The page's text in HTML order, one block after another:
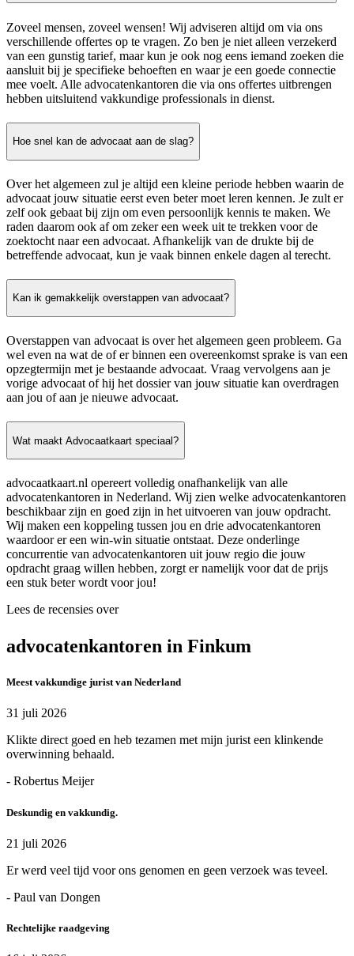
Zoveel mensen, zoveel wensen! Wij adviseren altijd om via ons
verschillende offertes op te vragen. Zo ben je niet alleen verzekerd
van een gunstig tarief, maar kun je ook nog eens iemand zoeken die
aansluit bij je specifieke behoeften en waar je een goede connectie
mee voelt. Alle advocatenkantoren die via ons offertes uitbrengen
hebben uitsluitend vakkundige professionals in dienst.
Hoe snel kan de advocaat aan de slag?
Over het algemeen zul je altijd een kleine periode hebben waarin de
advocaat jouw situatie eerst even beter moet leren kennen. Je zult er
zelf ook gebaat bij zijn om even persoonlijk kennis te maken. We
raden daarom ook af om zeker een week uit te trekken voor de
zoektocht naar een advocaat. Afhankelijk van de drukte bij de
betreffende advocaat, kun je vaak binnen enkele dagen al terecht.
Kan ik gemakkelijk overstappen van advocaat?
Overstappen van advocaat is over het algemeen geen probleem. Ga
wel even na wat de of er binnen een overeenkomst sprake is van een
opzegtermijn met je bestaande advocaat. Vraag vervolgens aan je
vorige advocaat of hij het dossier van jouw situatie kan overdragen
aan jou of aan je nieuwe advocaat.
Wat maakt Advocaatkaart speciaal?
advocaatkaart.nl opereert volledig onafhankelijk van alle
advocatenkantoren in Nederland. Wij zien welke advocatenkantoren
beschikbaar zijn en goed zijn in het uitvoeren van jouw opdracht.
Wij maken een koppeling tussen jou en drie advocatenkantoren
waardoor er een win-win situatie ontstaat. Deze onderlinge
concurrentie van advocatenkantoren uit jouw regio die jouw
opdracht graag willen hebben, zorgt er namelijk voor dat de prijs
een stuk beter wordt voor jou!
Lees de recensies over
advocatenkantoren in Finkum
Meest vakkundige jurist van Nederland
31 juli 2026
Klikte direct goed en heb tezamen met mijn jurist een klinkende
overwinning behaald.
- Robertus Meijer
Deskundig en vakkundig.
21 juli 2026
Er werd veel tijd voor ons genomen en geen verzoek was teveel.
- Paul van Dongen
Rechtelijke raadgeving